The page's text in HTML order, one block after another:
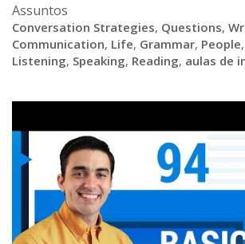
Assuntos
Conversation Strategies, Questions,
Communication, Life, Grammar, People,
Listening, Speaking, Reading, aulas de